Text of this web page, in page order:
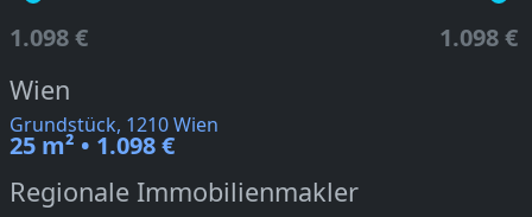
1.098 € 1.098 €
Wien
Grundstück, 1210 Wien
25 m² • 1.098 €
Regionale Immobilienmakler